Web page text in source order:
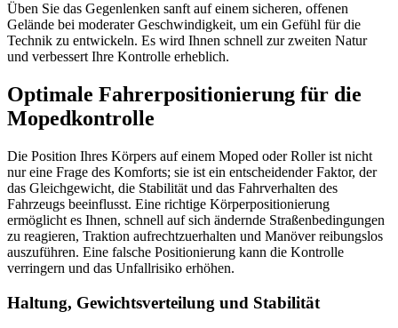
Üben Sie das Gegenlenken sanft auf einem sicheren, offenen
Gelände bei moderater Geschwindigkeit, um ein Gefühl für die
Technik zu entwickeln. Es wird Ihnen schnell zur zweiten Natur
und verbessert Ihre Kontrolle erheblich.
Optimale Fahrerpositionierung für die
Mopedkontrolle
Die Position Ihres Körpers auf einem Moped oder Roller ist nicht
nur eine Frage des Komforts; sie ist ein entscheidender Faktor, der
das Gleichgewicht, die Stabilität und das Fahrverhalten des
Fahrzeugs beeinflusst. Eine richtige Körperpositionierung
ermöglicht es Ihnen, schnell auf sich ändernde Straßenbedingungen
zu reagieren, Traktion aufrechtzuerhalten und Manöver reibungslos
auszuführen. Eine falsche Positionierung kann die Kontrolle
verringern und das Unfallrisiko erhöhen.
Haltung, Gewichtsverteilung und Stabilität